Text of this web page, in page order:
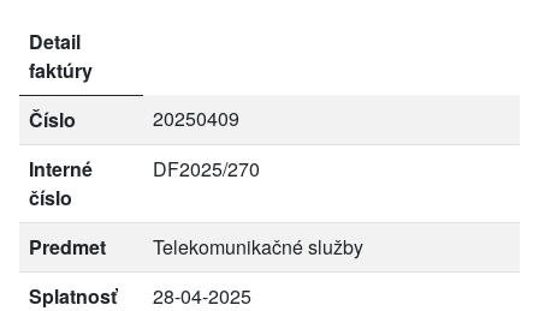
Detail
faktúry
Číslo
20250409
Interné
číslo
DF2025/270
Predmet
Telekomunikačné služby
Splatnosť
28-04-2025